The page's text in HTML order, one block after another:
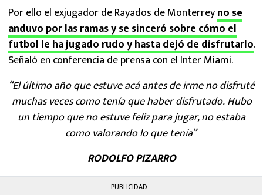
Por ello el exjugador de Rayados de Monterreyno se
anduvo por las ramas y se sinceró sobre cómo el
futbol le ha jugado rudo y hasta dejó de disfrutarlo.
Señaló en conferencia de prensa con el Inter Miami.
“El último año que estuve acá antes de irme no disfruté
muchas veces como tenía que haber disfrutado. Hubo
un tiempo que no estuve feliz para jugar, no estaba
como valorando lo que tenía”
RODOLFO PIZARRO
PUBLICIDAD